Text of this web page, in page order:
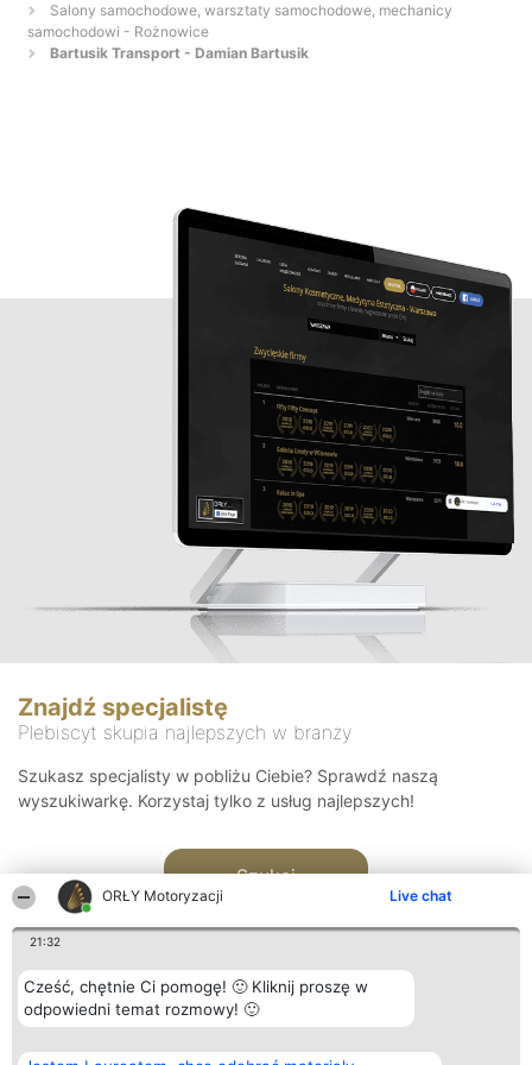
ORŁY Motoryzacji Live chat
21:32
Cześć, chętnie Ci pomogę! 🙂 Kliknij proszę w
odpowiedni temat rozmowy! 🙂
Salony samochodowe, warsztaty samochodowe, mechanicy
samochodowi - Rożnowice
Bartusik Transport - Damian Bartusik
Znajdź specjalistę
Plebiscyt skupia najlepszych w branży
Szukasz specjalisty w pobliżu Ciebie? Sprawdź naszą
wyszukiwarkę. Korzystaj tylko z usług najlepszych!
Szukaj
Organizator plebiscytu Plebiscyt Kontakt